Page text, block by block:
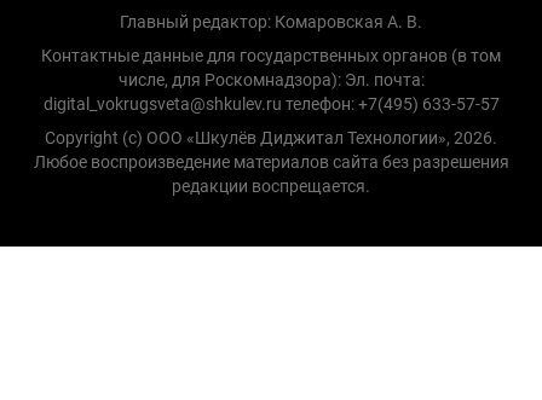
Главный редактор: Комаровская А. В.
Контактные данные для государственных органов (в том
числе, для Роскомнадзора): Эл. почта:
digital_vokrugsveta@shkulev.ru телефон: +7(495) 633-57-57
Copyright (с) ООО «Шкулёв Диджитал Технологии», 2026.
Любое воспроизведение материалов сайта без разрешения
редакции воспрещается.